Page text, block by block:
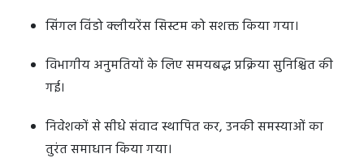
सिंगल विंडो क्लीयरेंस सिस्टम को सशक्त किया गया।
विभागीय अनुमतियों के लिए समयबद्ध प्रक्रिया सुनिश्चित की
गई।
निवेशकों से सीधे संवाद स्थापित कर, उनकी समस्याओं का
तुरंत समाधान किया गया।